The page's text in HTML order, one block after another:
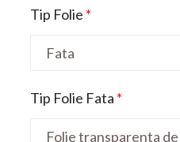
Tip Folie *
Tip Folie Fata *